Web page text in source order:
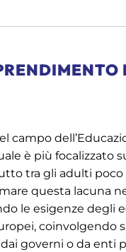
è più
tra gli adulti
questa lacuna
le esigenze degli
governi o da enti